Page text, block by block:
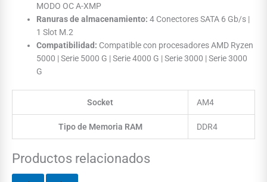
MODO OC A-XMP
Ranuras de almacenamiento: 4 Conectores SATA 6 Gb/s |
1 Slot M.2
Compatibilidad: Compatible con procesadores AMD Ryzen
5000 | Serie 5000 G | Serie 4000 G | Serie 3000 | Serie 3000
G
Socket AM4
Tipo de Memoria RAM DDR4
Productos relacionados